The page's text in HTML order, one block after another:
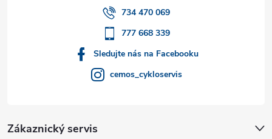
734 470 069
777 668 339
Sledujte nás na Facebooku
cemos_cykloservis
Zákaznický servis